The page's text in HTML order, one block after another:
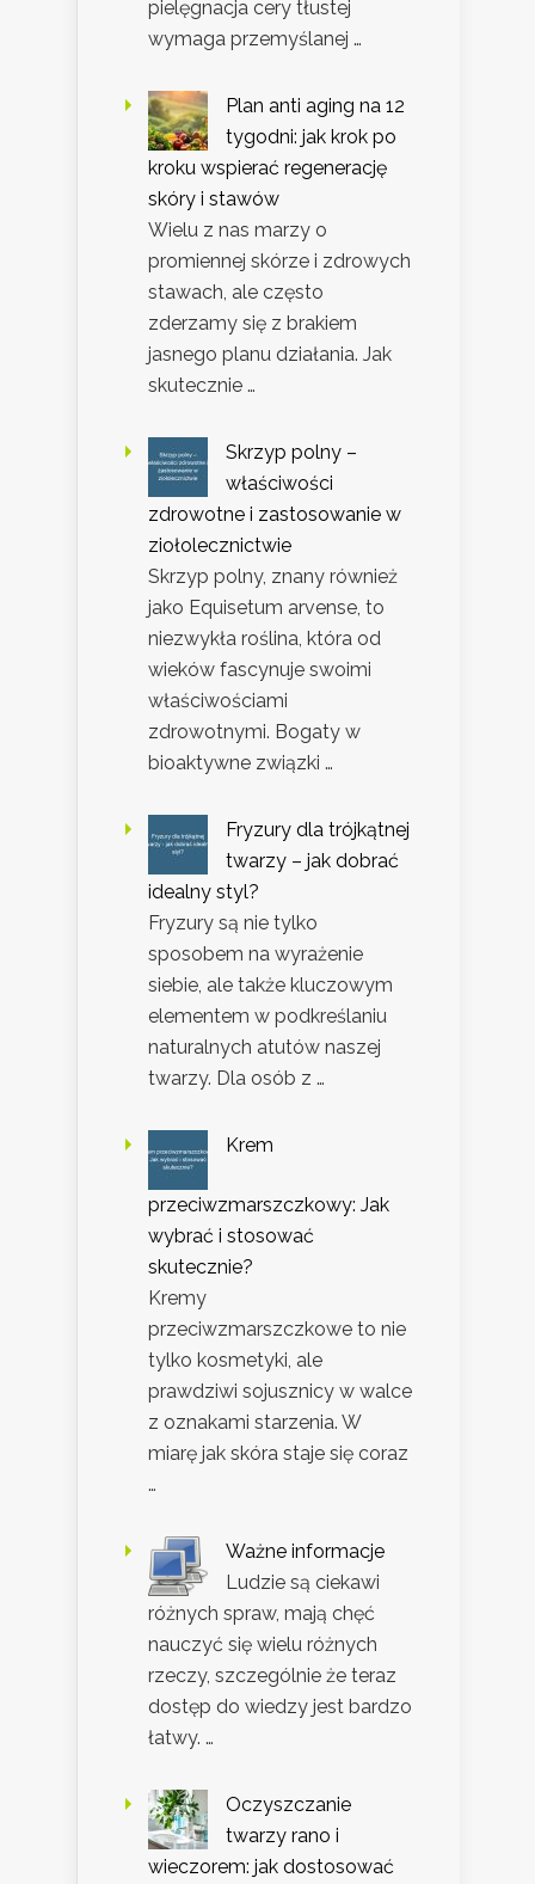
pielęgnacja cery tłustej
wymaga przemyślanej …
Plan anti aging na 12
tygodni: jak krok po
kroku wspierać regenerację
skóry i stawów
Wielu z nas marzy o
promiennej skórze i zdrowych
stawach, ale często
zderzamy się z brakiem
jasnego planu działania. Jak
skutecznie …
Skrzyp polny –
właściwości
zdrowotne i zastosowanie w
ziołolecznictwie
Skrzyp polny, znany również
jako Equisetum arvense, to
niezwykła roślina, która od
wieków fascynuje swoimi
właściwościami
zdrowotnymi. Bogaty w
bioaktywne związki …
Fryzury dla trójkątnej
twarzy – jak dobrać
idealny styl?
Fryzury są nie tylko
sposobem na wyrażenie
siebie, ale także kluczowym
elementem w podkreślaniu
naturalnych atutów naszej
twarzy. Dla osób z …
Krem
przeciwzmarszczkowy: Jak
wybrać i stosować
skutecznie?
Kremy
przeciwzmarszczkowe to nie
tylko kosmetyki, ale
prawdziwi sojusznicy w walce
z oznakami starzenia. W
miarę jak skóra staje się coraz
…
Ważne informacje
Ludzie są ciekawi
różnych spraw, mają chęć
nauczyć się wielu różnych
rzeczy, szczególnie że teraz
dostęp do wiedzy jest bardzo
łatwy. …
Oczyszczanie
twarzy rano i
wieczorem: jak dostosować